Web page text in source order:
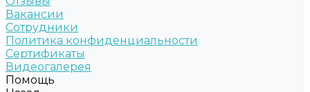
Вакансии
Сотрудники
Политика конфиденциальности
Сертификаты
Видеогалерея
Помощь